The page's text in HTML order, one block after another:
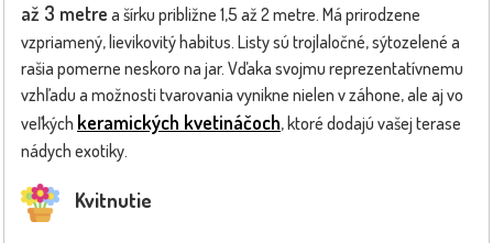
až 3 metre a šírku približne 1,5 až 2 metre. Má prirodzene
vzpriamený, lievikovitý habitus. Listy sú trojlaločné, sýtozelené a
rašia pomerne neskoro na jar. Vďaka svojmu reprezentatívnemu
vzhľadu a možnosti tvarovania vynikne nielen v záhone, ale aj vo
veľkých keramických kvetináčoch, ktoré dodajú vašej terase
nádych exotiky.
Kvitnutie